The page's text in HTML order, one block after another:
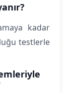
kadar
testlerle